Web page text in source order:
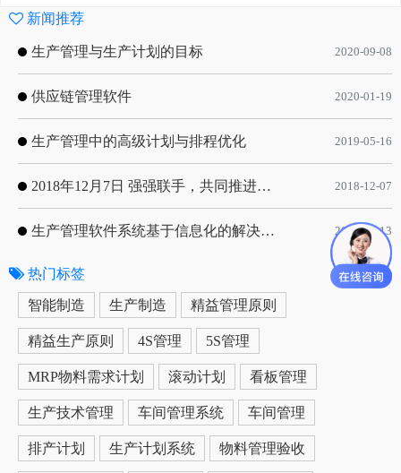
新闻推荐
生产管理与生产计划的目标 2020-09-08
供应链管理软件 2020-01-19
生产管理中的高级计划与排程优化 2019-05-16
2018年12月7日 强强联手，共同推进电子器件领域APS应用典范 风华高科生产自动化工业互联网应用项目-APS项目启动会 2018-12-07
生产管理软件系统基于信息化的解决方案 2019-05-13
热门标签 更多
智能制造 生产制造 精益管理原则
精益生产原则 4S管理 5S管理
MRP物料需求计划 滚动计划 看板管理
生产技术管理 车间管理系统 车间管理
排产计划 生产计划系统 物料管理验收